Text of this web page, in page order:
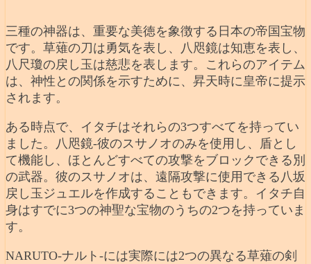
三種の神器は、重要な美徳を象徴する日本の帝国宝物
です。草薙の刀は勇気を表し、八咫鏡は知恵を表し、
八尺瓊の戻し玉は慈悲を表します。これらのアイテム
は、神性との関係を示すために、昇天時に皇帝に提示
されます。
ある時点で、イタチはそれらの3つすべてを持ってい
ました。八咫鏡-彼のスサノオのみを使用し、盾とし
て機能し、ほとんどすべての攻撃をブロックできる別
の武器。彼のスサノオは、遠隔攻撃に使用できる八坂
戻し玉ジュエルを作成することもできます。イタチ自
身はすでに3つの神聖な宝物のうちの2つを持っていま
す。
NARUTO-ナルト-には実際には2つの異なる草薙の剣